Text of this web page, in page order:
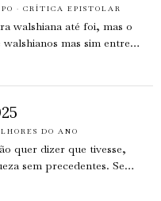
· CRÍTICA EPISTOLAR
walshiana até foi, mas o
mas sim entre…
DO ANO
quer dizer que tivesse,
sem precedentes. Se…